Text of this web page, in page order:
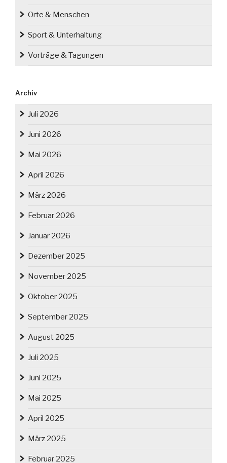
Orte & Menschen
Sport & Unterhaltung
Vorträge & Tagungen
Archiv
Juli 2026
Juni 2026
Mai 2026
April 2026
März 2026
Februar 2026
Januar 2026
Dezember 2025
November 2025
Oktober 2025
September 2025
August 2025
Juli 2025
Juni 2025
Mai 2025
April 2025
März 2025
Februar 2025